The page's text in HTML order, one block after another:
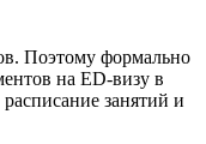
Поэтому формально
на ED-визу в
занятий и